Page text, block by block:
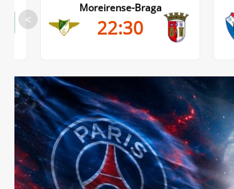
<
Gil Vicente-Rio Ave
22:30